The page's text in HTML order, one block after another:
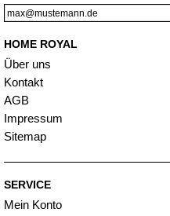
HOME ROYAL
Über uns
Kontakt
AGB
Impressum
Sitemap
SERVICE
Mein Konto